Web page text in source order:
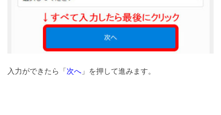
入力ができたら「次へ 」を押して進みます。